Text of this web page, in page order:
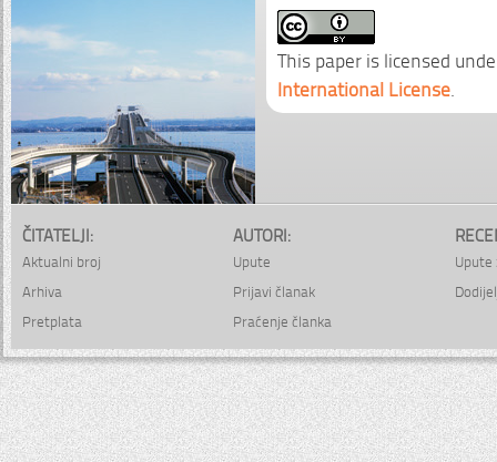
This paper is licensed
International License
ČITATELJI:
Aktualni broj
Arhiva
Pretplata
AUTORI:
Upute
Prijavi članak
Praćenje članka
Upute